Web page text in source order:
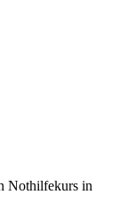
Nothilfekurs in